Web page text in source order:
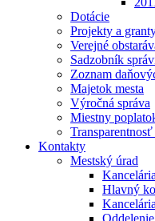
Dotácie
Projekty a
Verejné
Sadzobník
Zoznam
Majetok mesta
Výročná správa
Miestny
Kontakty
Mestský úrad
Hlavný